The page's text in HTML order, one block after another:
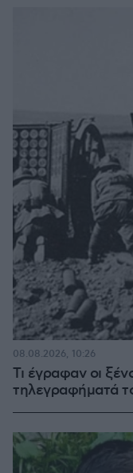
Τι έγραφαν οι
τηλεγραφήματά
08.08.2026, 10:26